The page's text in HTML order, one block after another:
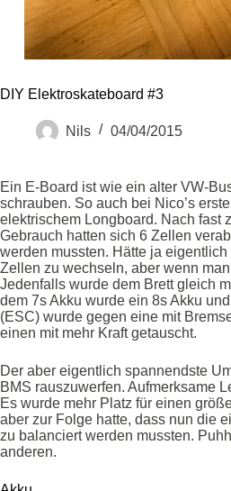
DIY Elektroskateboard #3
Nils 04/04/2015
Ein E-Board ist wie ein alter VW-
schrauben. So auch bei Nico’s
elektrischem Longboard. Nach fast
Gebrauch hatten sich 6 Zellen
werden mussten. Hätte ja
Zellen zu wechseln, aber wenn
Jedenfalls wurde dem Brett gleich
dem 7s Akku wurde ein 8s Akku
(ESC) wurde gegen eine mit
einen mit mehr Kraft getauscht.
Der aber eigentlich spannendste
BMS rauszuwerfen. Aufmerksame
Es wurde mehr Platz für einen
aber zur Folge hatte, dass nun die
zu balanciert werden mussten.
anderen.